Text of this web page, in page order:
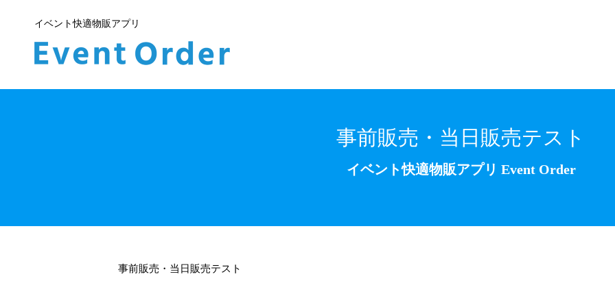
イベント快適物販アプリ
事前販売・当日販売テスト
イベント快適物販アプリ Event Order
事前販売・当日販売テスト